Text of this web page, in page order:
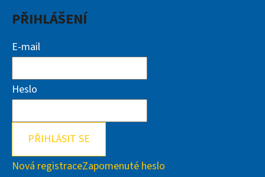
PŘIHLÁŠENÍ
E-mail
Heslo
PŘIHLÁSIT SE
Nová registraceZapomenuté heslo